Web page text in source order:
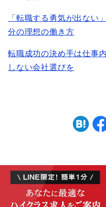
「転職する勇気が出ない
分の理想の働き方
転職成功の決め手は仕事
しない会社選びを